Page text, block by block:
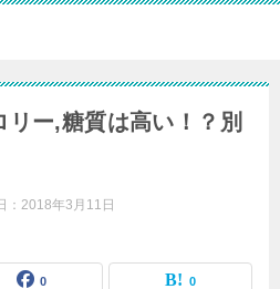
ー,糖質は高い！？別
： 2018年3月11日
0 0